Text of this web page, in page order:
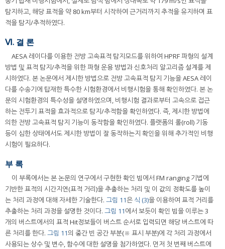
탐지하고, 해당 표적을 약 80 km부터 시작하여 근거리까지 추적을 유지하며 표
적을 탐지/추적하였다.
Ⅵ. 결 론
AESA 레이다를 이용한 전방 고속표적 탐지모드를 위하여 HPRF 파형의 설계
방법 및 표적 탐지/추적을 위한 파형 운용 방법과 신호처리 알고리즘 설계를 제
시하였다. 본 논문에서 제시한 방법으로 전방 고속표적 탐지 기능을 AESA 레이
다를 수송기에 탑재한 특수한 시험환경에서 비행시험을 통해 확인하였다. 본 논
문의 시험환경의 특수성을 설명하였으며, 비행시험 결과로부터 고속으로 접근
하는 전투기 표적을 효과적으로 탐지/추적함을 확인하였다. 즉, 제시한 방법에
의한 전방 고속표적 탐지 기능이 동작함을 확인하였다. 플랫폼의 롤(roll) 기동
등이 심한 상태에서도 제시한 방법이 잘 동작하는지 확인을 위해 추가적인 비행
시험이 필요하다.
부 록
이 부록에서는 본 논문의 연구에서 구현한 확인 빔에서 FM ranging 기법에
기반한 표적의 시간지연(표적 거리)을 추출하는 처리 및 이 값의 정확도를 높이
는 처리 과정에 대해 자세한 기술한다. 그림 11은 식 (3)을 이용하여 표적 거리를
추출하는 처리 과정을 설명한 것이다. 그림 11에서 보듯이 확인 빔을 이루는 3
개의 버스트에서의 표적 Hit정보들이 버스트 순서로 입력되면 해당 버스트에 따
른 처리를 한다. 그림 11의 중간 빈 공간 부분(※ 표시 부분)에 각 처리 과정에서
사용되는 상수 및 변수, 함수에 대한 설명을 첨가하였다. 먼저 첫 번째 버스트에